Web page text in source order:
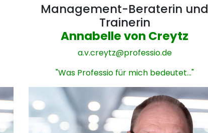
Management-Beraterin und
Trainerin
Annabelle von Creytz
a.v.creytz@professio.de
"Was Professio für mich bedeutet..."